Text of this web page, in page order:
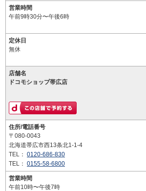
営業時間
午前9時30分〜午後6時
定休日
無休
店舗名
ドコモショップ帯広店
住所/電話番号
〒080-0043
北海道帯広市西13条北1-1-4
TEL： 0120-686-830
TEL： 0155-58-6800
営業時間
午前10時〜午後7時